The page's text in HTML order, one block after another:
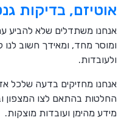
אוטיזם, בדיקות
אנחנו משתדלים שלא להביע
ומוסר מחד, ומאידך חשוב
ולעובדות.
אנחנו מחזיקים בדעה שלכל
החלטות בהתאם לצו המצפון
מידע מהימן ועובדות מוצקות.